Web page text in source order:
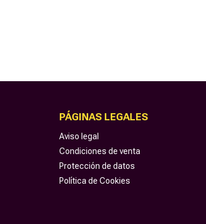
PÁGINAS LEGALES
Aviso legal
Condiciones de venta
Protección de datos
Política de Cookies